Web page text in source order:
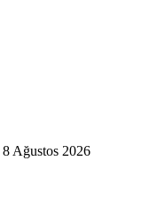
8 Ağustos 2026